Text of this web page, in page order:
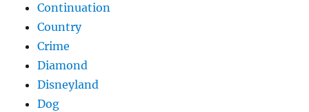
Continuation
Country
Crime
Diamond
Disneyland
Dog